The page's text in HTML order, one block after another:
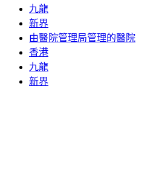
九龍
新界
由醫院管理局管理的醫院
香港
九龍
新界